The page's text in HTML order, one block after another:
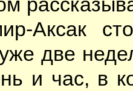
Ак­сак
две
и час, в